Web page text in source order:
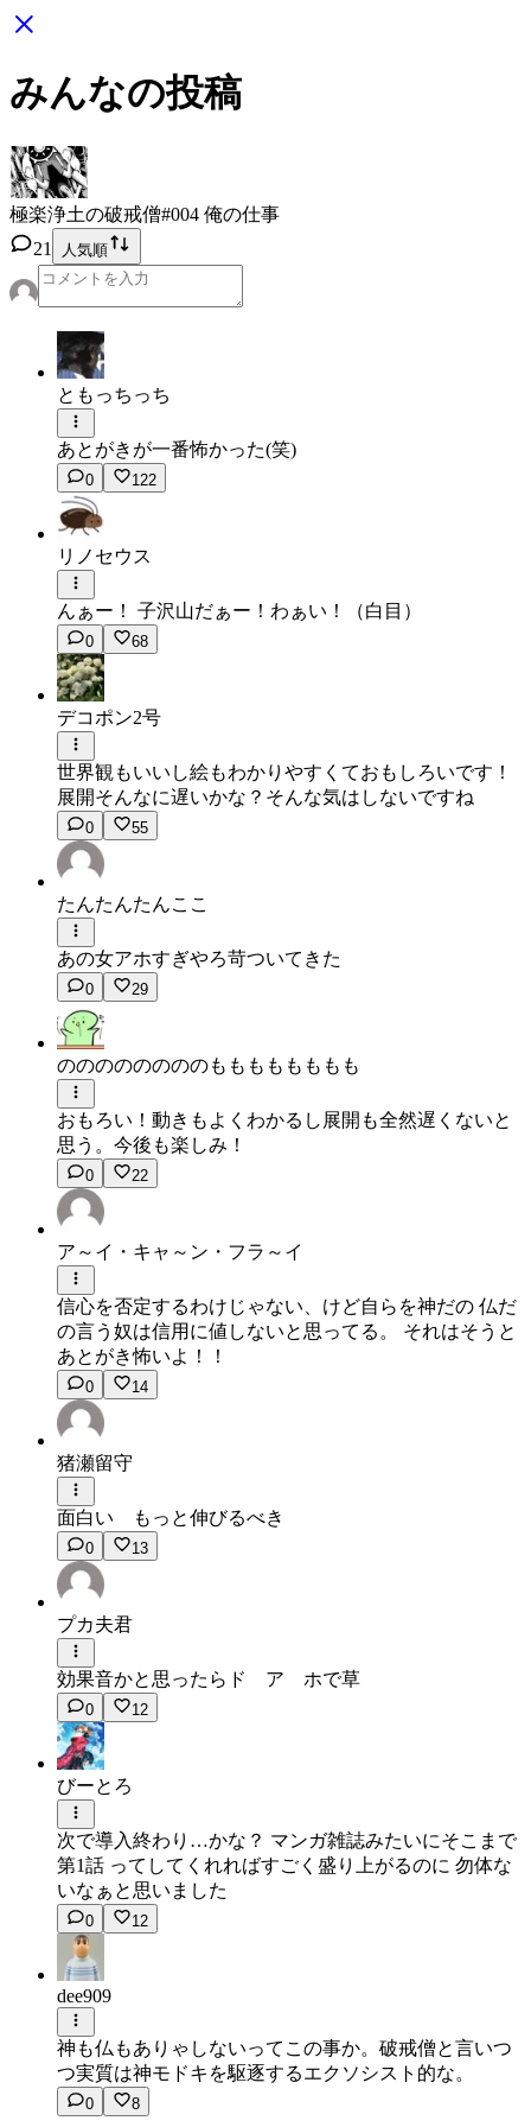
みんなの投稿
極楽浄土の破戒僧#004 俺の仕事
21
人気順
ともっちっち
あとがきが一番怖かった(笑)
0 122
リノセウス
んぁー！ 子沢山だぁー！わぁい！（白目）
0 68
デコポン2号
世界観もいいし絵もわかりやすくておもしろいです！
展開そんなに遅いかな？そんな気はしないですね
0 55
たんたんたんここ
あの女アホすぎやろ苛ついてきた
0 29
ののののののののもももももももも
おもろい！動きもよくわかるし展開も全然遅くないと
思う。今後も楽しみ！
0 22
ア～イ・キャ～ン・フラ～イ
信心を否定するわけじゃない、けど自らを神だの 仏だ
の言う奴は信用に値しないと思ってる。 それはそうと
あとがき怖いよ！！
0 14
猪瀬留守
面白い もっと伸びるべき
0 13
プカ夫君
効果音かと思ったらド ア ホで草
0 12
びーとろ
次で導入終わり…かな？ マンガ雑誌みたいにそこまで
第1話 ってしてくれればすごく盛り上がるのに 勿体な
いなぁと思いました
0 12
dee909
神も仏もありゃしないってこの事か。破戒僧と言いつ
つ実質は神モドキを駆逐するエクソシスト的な。
0 8